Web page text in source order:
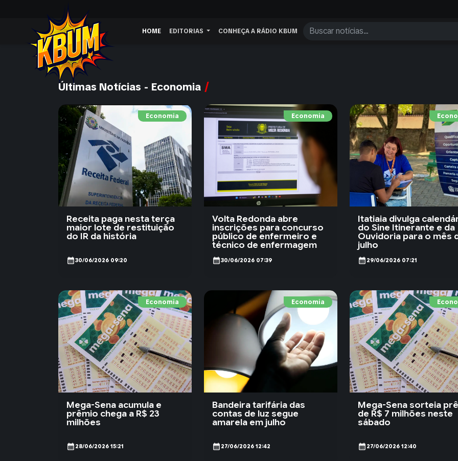
HOME EDITORIAS CONHEÇA A RÁDIO KBUM
Últimas Notícias - Economia
Economia
Receita paga nesta terça
maior lote de restituição
do IR da história
calendar_month30/06/2026 09:20
Economia
Volta Redonda abre
inscrições para concurso
público de enfermeiro e
técnico de enfermagem
calendar_month30/06/2026 07:39
Itatiaia divulga
do Sine Itinerante e da
Ouvidoria para o mês
julho
calendar_month 29/06/2026 07:21
Economia
Mega-Sena acumula e
prêmio chega a R$ 23
milhões
calendar_month 28/06/2026 15:21
Economia
Bandeira tarifária das
contas de luz segue
amarela em julho
calendar_month 27/06/2026 12:42
Mega-Sena sorteia
de R$ 7 milhões neste
sábado
calendar_month 27/06/2026 12:40